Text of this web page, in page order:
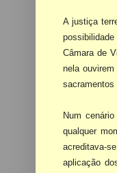
A justiça
Câmara de
nela ouvirem
Num
qualquer
acreditava-
aplicação